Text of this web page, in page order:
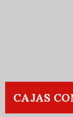
CAJAS